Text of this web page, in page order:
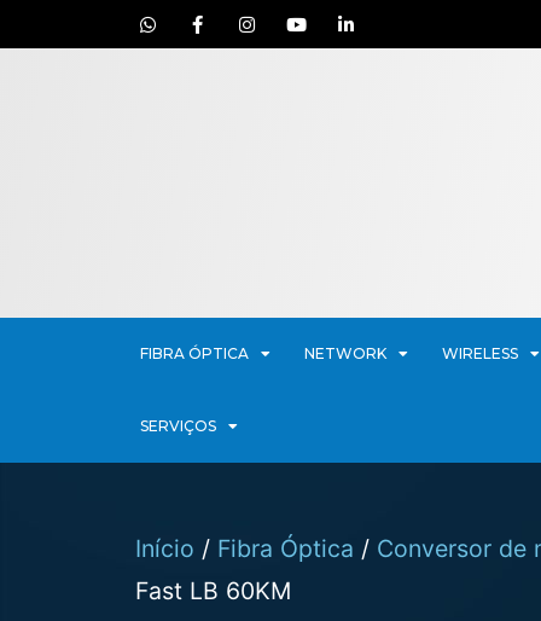
FIBRA ÓPTICA NETWORK WIRELESS
SERVIÇOS
Início / Fibra Óptica / Conversor de
Fast LB 60KM